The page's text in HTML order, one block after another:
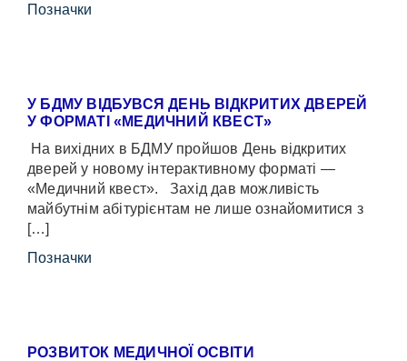
Позначки
У БДМУ ВІДБУВСЯ ДЕНЬ ВІДКРИТИХ ДВЕРЕЙ
У ФОРМАТІ «МЕДИЧНИЙ КВЕСТ»
На вихідних в БДМУ пройшов День відкритих
дверей у новому інтерактивному форматі —
«Медичний квест». Захід дав можливість
майбутнім абітурієнтам не лише ознайомитися з
[…]
Позначки
РОЗВИТОК МЕДИЧНОЇ ОСВІТИ